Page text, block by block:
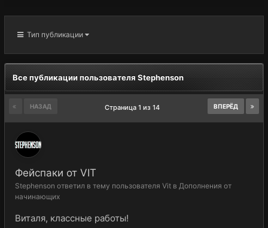
Тип публикации
Все публикации пользователя Stephenson
НАЗАД ВПЕРЁД
Страница 1 из 14
Фейспаки от VIT
Stephenson ответил в тему пользователя Vit в Дополнения от
начинающих
Виталя, классные работы!